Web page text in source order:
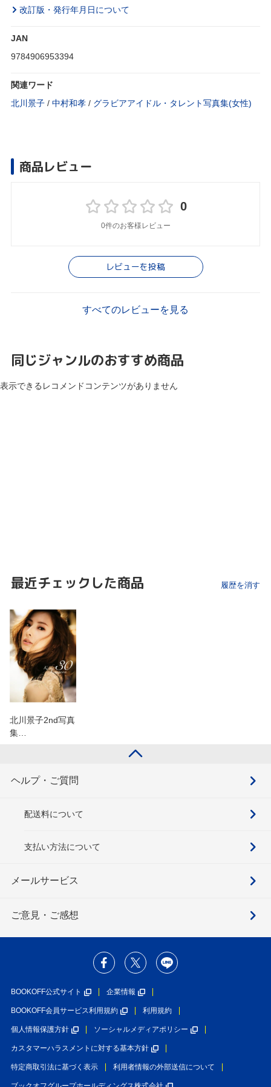
改訂版・発行年月日について
JAN
9784906953394
関連ワード
北川景子 / 中村和孝 / グラビアアイドル・タレント写真集(女性)
商品レビュー
0
0件のお客様レビュー
レビューを投稿
すべてのレビューを見る
同じジャンルのおすすめ商品
表示できるレコメンドコンテンツがありません
最近チェックした商品 履歴を消す
北川景子2nd写真
集…
ヘルプ・ご質問
配送料について
支払い方法について
メールサービス
ご意見・ご感想
BOOKOFF公式サイト 企業情報
BOOKOFF会員サービス利用規約 利用規約
個人情報保護方針 ソーシャルメディアポリシー
カスタマーハラスメントに対する基本方針
特定商取引法に基づく表示 利用者情報の外部送信について